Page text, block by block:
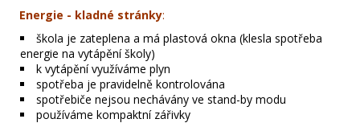
Energie - kladné stránky:
škola je zateplena a má plastová okna (klesla spotřeba
energie na vytápění školy)
k vytápění využíváme plyn
spotřeba je pravidelně kontrolována
spotřebiče nejsou nechávány ve stand-by modu
používáme kompaktní zářivky